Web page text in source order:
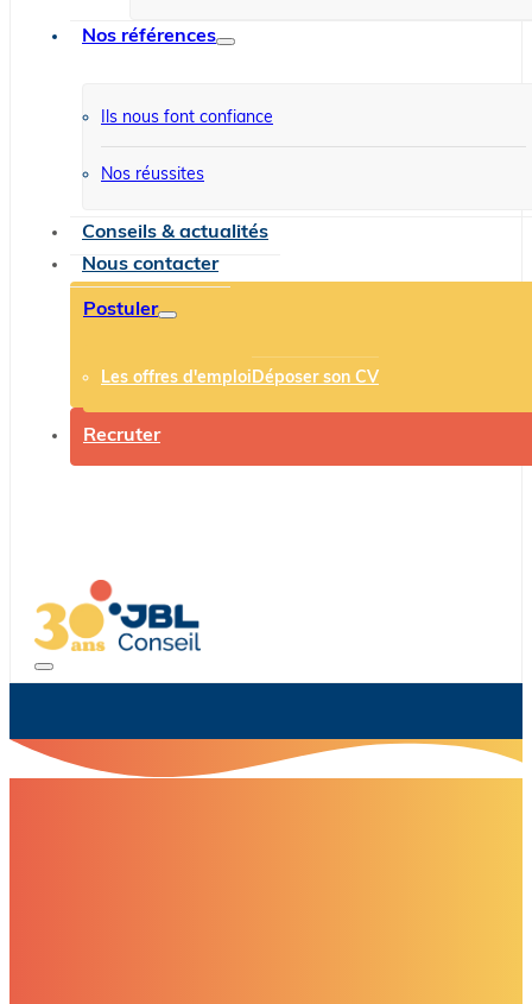
Nos références
Ils nous font confiance
Nos réussites
Conseils & actualités
Nous contacter
Postuler
Les offres d'emploiDéposer son CV
Recruter